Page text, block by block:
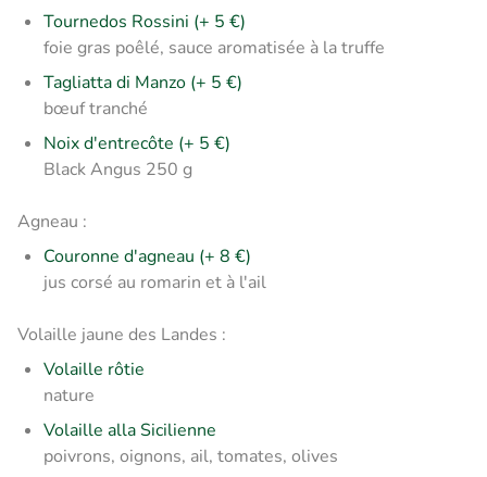
Tournedos Rossini (+ 5 €)
foie gras poêlé, sauce aromatisée à la truffe
Tagliatta di Manzo (+ 5 €)
bœuf tranché
Noix d'entrecôte (+ 5 €)
Black Angus 250 g
Agneau :
Couronne d'agneau (+ 8 €)
jus corsé au romarin et à l'ail
Volaille jaune des Landes :
Volaille rôtie
nature
Volaille alla Sicilienne
poivrons, oignons, ail, tomates, olives